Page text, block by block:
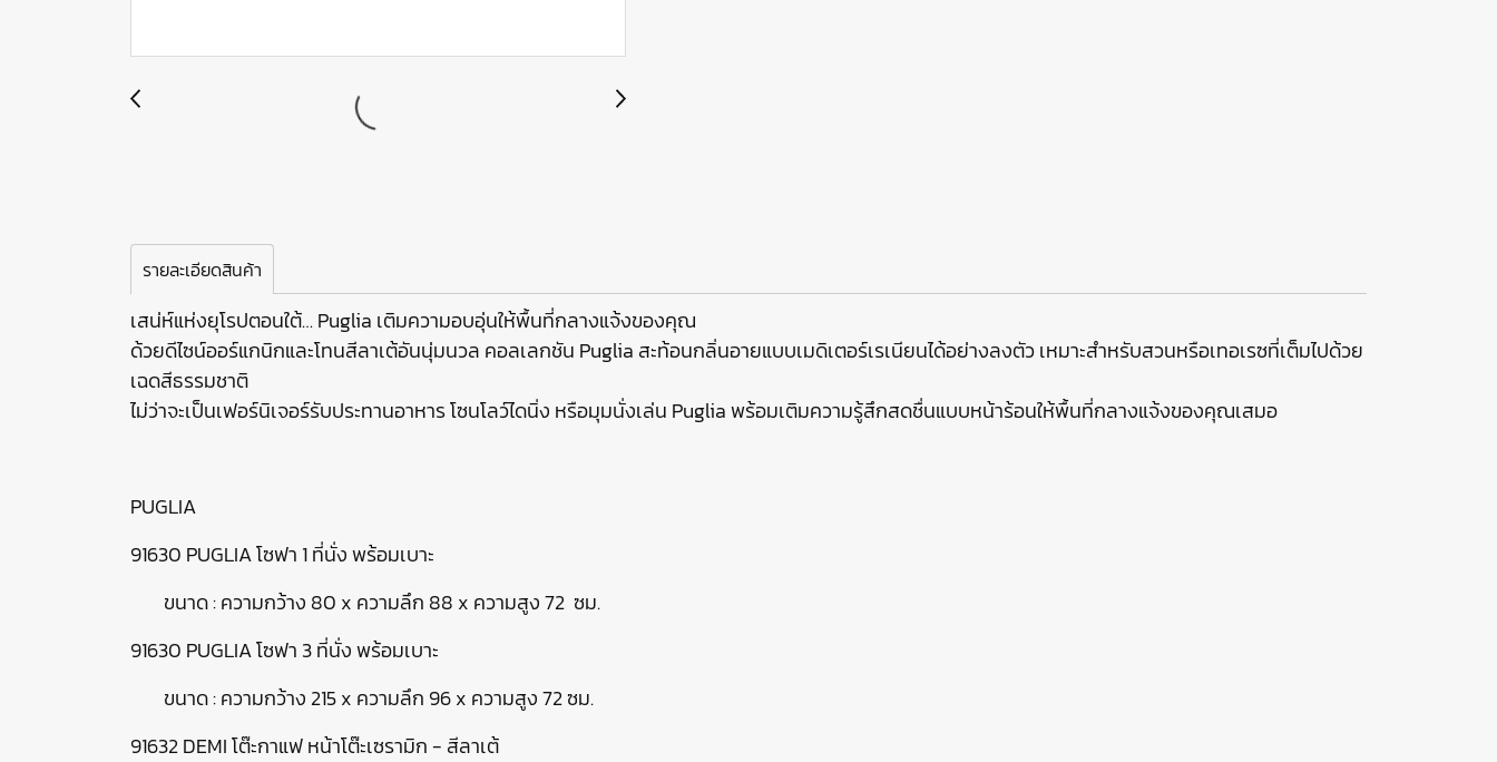
รายละเอียดสินค้า
เสน่ห์แห่งยุโรปตอนใต้… Puglia เติมความอบอุ่นให้พื้นที่กลางแจ้งของคุณ
ด้วยดีไซน์ออร์แกนิกและโทนสีลาเต้อันนุ่มนวล คอลเลกชัน Puglia สะท้อนกลิ่นอายแบบเมดิเตอร์เรเนียนได้อย่างลงตัว เหมาะสำหรับสวนหรือเทอเรซที่เต็มไปด้วย
เฉดสีธรรมชาติ
ไม่ว่าจะเป็นเฟอร์นิเจอร์รับประทานอาหาร โซนโลว์ไดนิ่ง หรือมุมนั่งเล่น Puglia พร้อมเติมความรู้สึกสดชื่นแบบหน้าร้อนให้พื้นที่กลางแจ้งของคุณเสมอ
PUGLIA
91630 PUGLIA โซฟา 1 ที่นั่ง พร้อมเบาะ
ขนาด : ความกว้าง 80 x ความลึก 88 x ความสูง 72 ซม.
91630 PUGLIA โซฟา 3 ที่นั่ง พร้อมเบาะ
ขนาด : ความกว้าง 215 x ความลึก 96 x ความสูง 72 ซม.
91632 DEMI โต๊ะกาแฟ หน้าโต๊ะเซรามิก - สีลาเต้